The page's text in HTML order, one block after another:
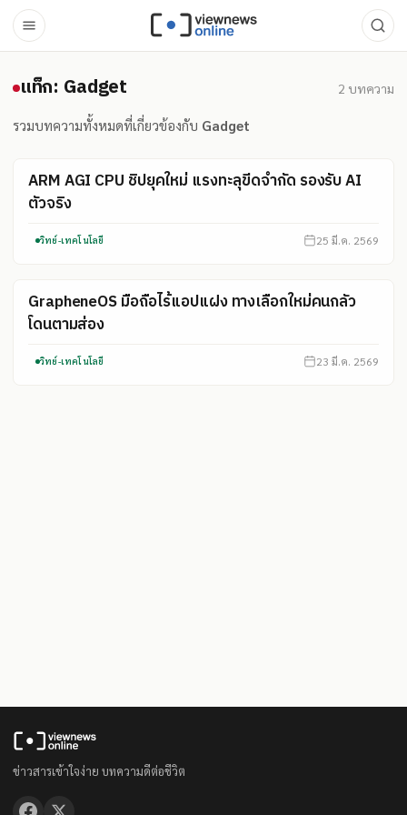
แท็ก: Gadget
แท็ก: Gadget 2 บทความ
รวมบทความทั้งหมดที่เกี่ยวข้องกับ Gadget
ARM AGI CPU ชิปยุคใหม่ แรงทะลุขีดจำกัด รองรับ AI
ตัวจริง
วิทย์-เทคโนโลยี 25 มี.ค. 2569
GrapheneOS มือถือไร้แอปแฝง ทางเลือกใหม่คนกลัว
โดนตามส่อง
วิทย์-เทคโนโลยี 23 มี.ค. 2569
ข่าวสารเข้าใจง่าย บทความดีต่อชีวิต